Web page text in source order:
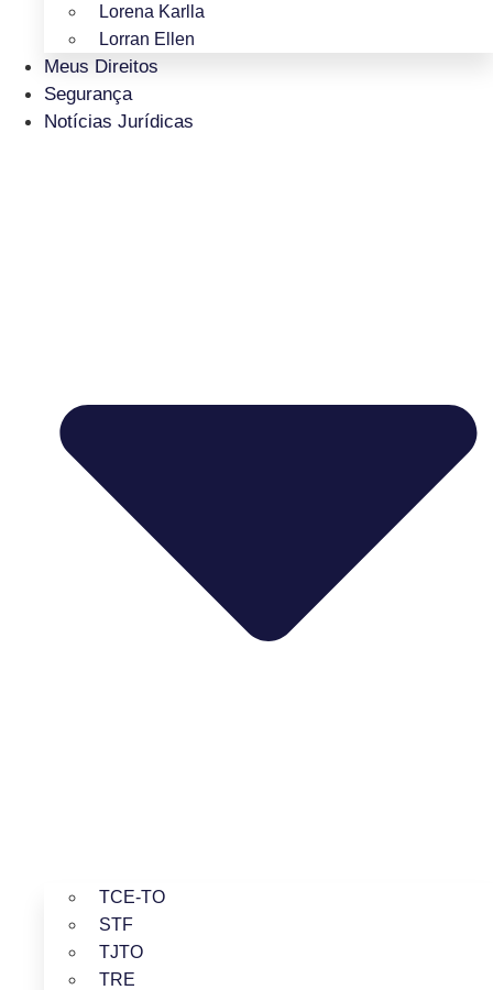
Lorena Karlla
Lorran Ellen
Meus Direitos
Segurança
Notícias Jurídicas
TCE-TO
STF
TJTO
TRE